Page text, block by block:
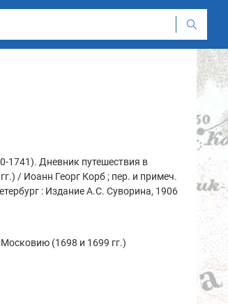
1741). Дневник путешествия в
/ Иоанн Георг Корб ; пер. и примеч.
: Издание А.С. Суворина, 1906
(1698 и 1699 гг.)